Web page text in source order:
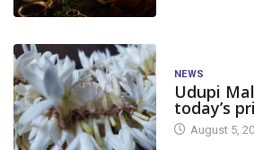
NEWS
Udupi
today’s
August 5,